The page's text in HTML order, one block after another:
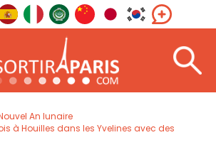
An lunaire
à Houilles dans les Yvelines avec des